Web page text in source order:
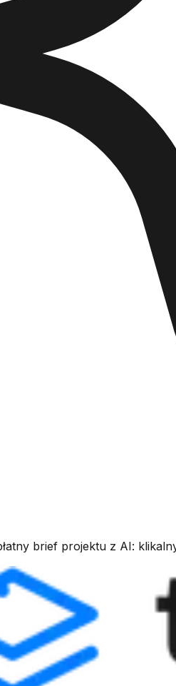
brief projektu z AI: